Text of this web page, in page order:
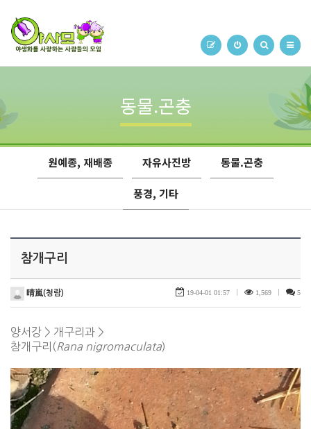
동물.곤충
원예종, 재배종 자유사진방 동물.곤충
풍경, 기타
참개구리
晴嵐(청람) 19-04-01 01:57 1,569 5
양서강 > 개구리과 >
참개구리(Rana nigromaculata)